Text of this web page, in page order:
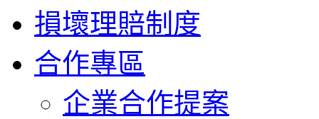
損壞理賠制度
合作專區
企業合作提案